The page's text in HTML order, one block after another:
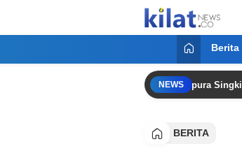
KilatNews.co
Mencerdaskan Anak
Berita
NEWS
Puji Mentalitas Pemain Usai Singapura Singkirkan
BERITA